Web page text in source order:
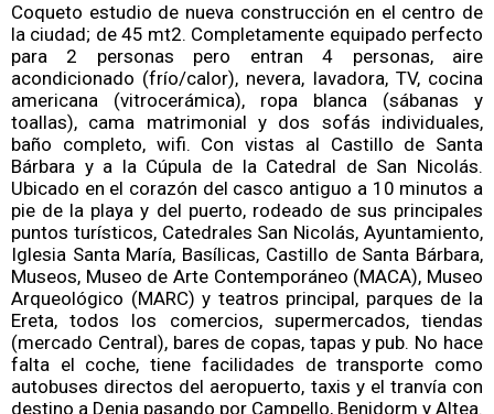
Coqueto estudio de nueva construcción en el centro de
la ciudad; de 45 mt2. Completamente equipado perfecto
para 2 personas pero entran 4 personas, aire
acondicionado (frío/calor), nevera, lavadora, TV, cocina
americana (vitrocerámica), ropa blanca (sábanas y
toallas), cama matrimonial y dos sofás individuales,
baño completo, wifi. Con vistas al Castillo de Santa
Bárbara y a la Cúpula de la Catedral de San Nicolás.
Ubicado en el corazón del casco antiguo a 10 minutos a
pie de la playa y del puerto, rodeado de sus principales
puntos turísticos, Catedrales San Nicolás, Ayuntamiento,
Iglesia Santa María, Basílicas, Castillo de Santa Bárbara,
Museos, Museo de Arte Contemporáneo (MACA), Museo
Arqueológico (MARC) y teatros principal, parques de la
Ereta, todos los comercios, supermercados, tiendas
(mercado Central), bares de copas, tapas y pub. No hace
falta el coche, tiene facilidades de transporte como
autobuses directos del aeropuerto, taxis y el tranvía con
destino a Denia pasando por Campello, Benidorm y Altea.